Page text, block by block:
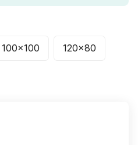
100x100 120x80